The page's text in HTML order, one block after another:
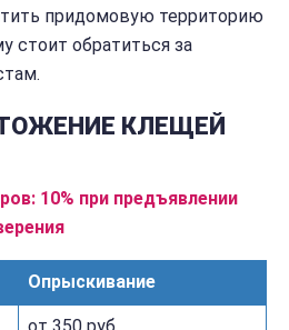
придомовую территорию
стоит обратиться за
КЛЕЩЕЙ
10% при предъявлении
Опрыскивание